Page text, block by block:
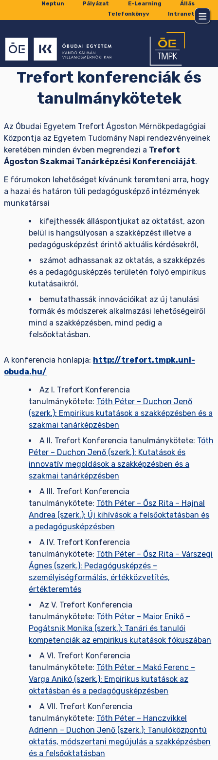
Neptun Pályázat E-Learning
Állás
Telefonkönyv
Intranet
Trefort konferenciák és
tanulmánykötetek
Az Óbudai Egyetem Trefort Ágoston Mérnökpedagógiai
Központja az Egyetem Tudomány Napi rendezvényeinek
keretében minden évben megrendezi a Trefort
Ágoston Szakmai Tanárképzési Konferenciáját.
E fórumokon lehetőséget kívánunk teremteni arra, hogy
a hazai és határon túli pedagógusképző intézmények
munkatársai
kifejthessék álláspontjukat az oktatást, azon
belül is hangsúlyosan a szakképzést illetve a
pedagógusképzést érintő aktuális kérdésekről,
számot adhassanak az oktatás, a szakképzés
és a pedagógusképzés területén folyó empirikus
kutatásaikról,
bemutathassák innovációikat az új tanulási
formák és módszerek alkalmazási lehetőségeiről
mind a szakképzésben, mind pedig a
felsőoktatásban.
A konferencia honlapja: http://trefort.tmpk.uni-
obuda.hu/
Az I. Trefort Konferencia
tanulmánykötete: Tóth Péter – Duchon Jenő
(szerk.): Empirikus kutatások a szakképzésben és a
szakmai tanárképzésben
A II. Trefort Konferencia tanulmánykötete: Tóth
Péter – Duchon Jenő (szerk.): Kutatások és
innovatív megoldások a szakképzésben és a
szakmai tanárképzésben
A III. Trefort Konferencia
tanulmánykötete: Tóth Péter – Ősz Rita – Hajnal
Andrea (szerk.): Új kihívások a felsőoktatásban és
a pedagógusképzésben
A IV. Trefort Konferencia
tanulmánykötete: Tóth Péter – Ősz Rita – Várszegi
Ágnes (szerk.): Pedagógusképzés –
személyiségformálás, értékközvetítés,
értékteremtés
Az V. Trefort Konferencia
tanulmánykötete: Tóth Péter – Maior Enikő –
Pogátsnik Monika (szerk.): Tanári és tanulói
kompetenciák az empirikus kutatások fókuszában
A VI. Trefort Konferencia
tanulmánykötete: Tóth Péter – Makó Ferenc –
Varga Anikó (szerk.): Empirikus kutatások az
oktatásban és a pedagógusképzésben
A VII. Trefort Konferencia
tanulmánykötete: Tóth Péter – Hanczvikkel
Adrienn – Duchon Jenő (szerk.): Tanulóközpontú
oktatás, módszertani megújulás a szakképzésben
és a felsőoktatásban